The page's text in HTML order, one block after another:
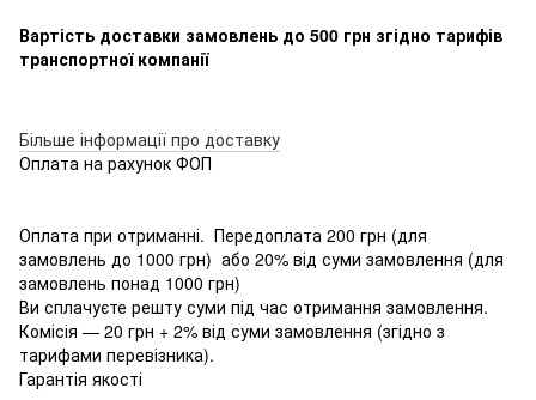
Вартість доставки замовлень до 500 грн згідно тарифів
транспортної компанії
Більше інформації про доставку
Оплата на рахунок ФОП
Оплата при отриманні. Передоплата 200 грн (для
замовлень до 1000 грн) або 20% від суми замовлення (для
замовлень понад 1000 грн)
Ви сплачуєте решту суми під час отримання замовлення.
Комісія — 20 грн + 2% від суми замовлення (згідно з
тарифами перевізника).
Гарантія якості